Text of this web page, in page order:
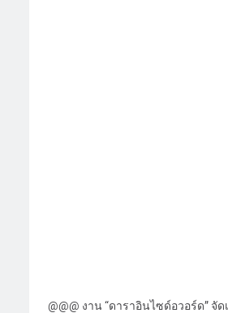
@@@ งาน “ดาราอินไซด์อวอร์ด”